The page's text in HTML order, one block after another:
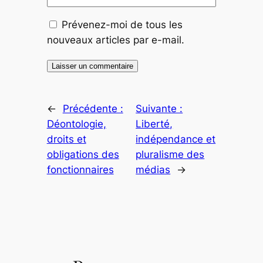
Prévenez-moi de tous les
nouveaux articles par e-mail.
←
Précédente :
Déontologie,
droits et
obligations des
fonctionnaires
Suivante :
Liberté,
indépendance et
pluralisme des
médias
→